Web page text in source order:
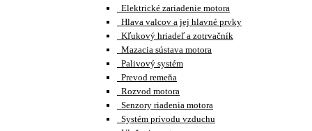
Elektrické zariadenie motora
Hlava valcov a jej hlavné prvky
Kľukový hriadeľ a zotrvačník
Mazacia sústava motora
Palivový systém
Prevod remeňa
Rozvod motora
Senzory riadenia motora
Systém prívodu vzduchu